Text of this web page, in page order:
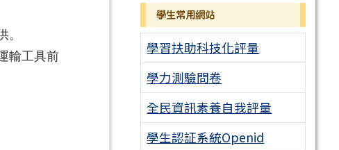
輸工具前
學生常用網站
學習扶助科技化評量
學力測驗問卷
全民資訊素養自我評量
學生認証系統Openid